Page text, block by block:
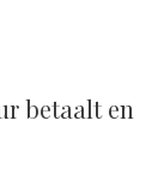
betaalt en